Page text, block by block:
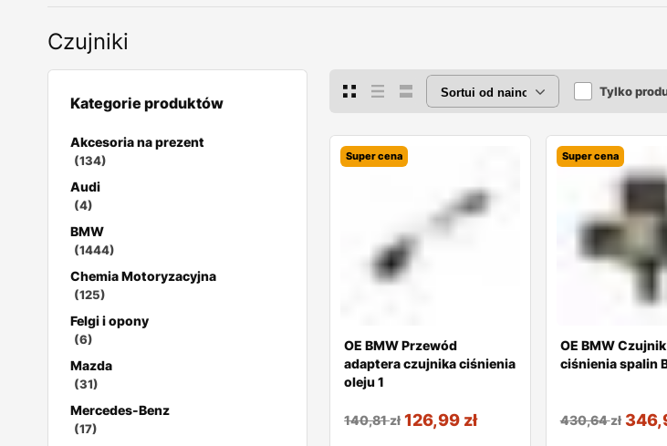
Czujniki
Kategorie produktów
Akcesoria na prezent
(134)
Audi
(4)
BMW
(1444)
Chemia Motoryzacyjna
(125)
Felgi i opony
(6)
Mazda
(31)
Mercedes-Benz
(17)
Tylko
Super cena
OE BMW Przewód
adaptera czujnika ciśnienia
oleju 1
140,81zł 126,99 zł
Super cena
OE BMW
ciśnienia spalin
430,64zł